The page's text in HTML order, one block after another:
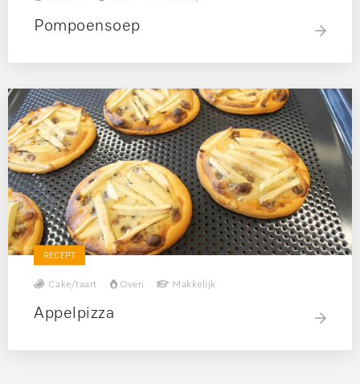
Pompoensoep
RECEPT
Cake/taart Oven Makkelijk
Appelpizza